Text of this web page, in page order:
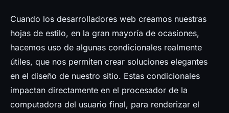
Cuando los desarrolladores web creamos nuestras
hojas de estilo, en la gran mayoría de ocasiones,
hacemos uso de algunas condicionales realmente
útiles, que nos permiten crear soluciones elegantes
en el diseño de nuestro sitio. Estas condicionales
impactan directamente en el procesador de la
computadora del usuario final, para renderizar el